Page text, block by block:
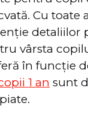
Cu
detaliilor
vârsta
în funcție
1 an sunt